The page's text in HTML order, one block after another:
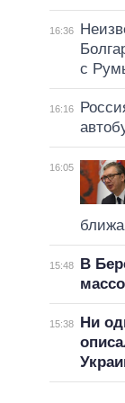
16:36
с
16:16
16:05
15:48
В
15:38
Ни